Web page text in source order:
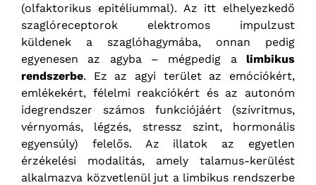
(olfaktorikus epitéliummal). Az itt elhelyezkedő
szaglóreceptorok elektromos impulzust
küldenek a szaglóhagymába, onnan pedig
egyenesen az agyba – mégpedig a limbikus
rendszerbe. Ez az agyi terület az emóciókért,
emlékekért, félelmi reakciókért és az autonóm
idegrendszer számos funkciójáért (szívritmus,
vérnyomás, légzés, stressz szint, hormonális
egyensúly) felelős. Az illatok az egyetlen
érzékelési modalitás, amely talamus-kerülést
alkalmazva közvetlenül jut a limbikus rendszerbe